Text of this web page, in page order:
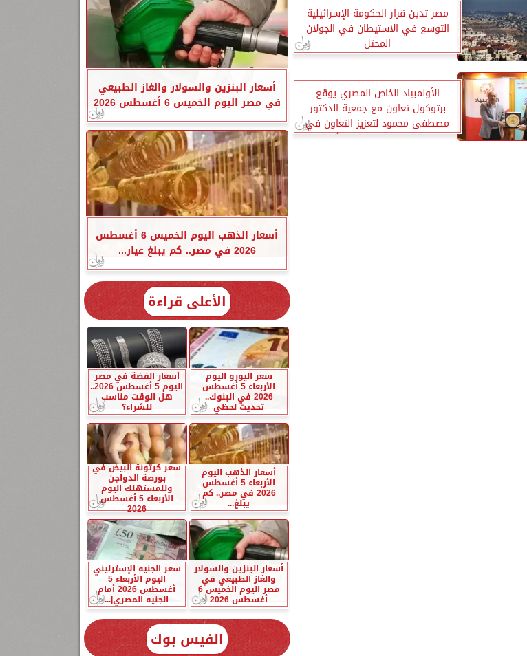
مصر تدين قرار الحكومة الإسرائيلية
التوسع في الاستيطان في الجولان
المحتل
الأولمبياد الخاص المصري يوقع
برتوكول تعاون مع جمعية الدكتور
مصطفى محمود لتعزيز التعاون في
المجالات الصحية للاعبين وأسرهم
أسعار البنزين والسولار والغاز الطبيعي
في مصر اليوم الخميس 6 أغسطس 2026
أسعار الذهب اليوم الخميس 6 أغسطس
2026 في مصر.. كم يبلغ عيار...
الأعلى قراءة
سعر اليورو اليوم
الأربعاء 5 أغسطس
2026 في البنوك..
تحديث لحظي
أسعار الفضة في مصر
اليوم 5 أغسطس 2026..
هل الوقت مناسب
للشراء؟
أسعار الذهب اليوم
الأربعاء 5 أغسطس
2026 في مصر.. كم
يبلغ...
سعر كرتونة البيض في
بورصة الدواجن
وللمستهلك اليوم
الأربعاء 5 أغسطس
2026
أسعار البنزين والسولار
والغاز الطبيعي في
مصر اليوم الخميس 6
أغسطس 2026
سعر الجنيه الإسترليني
اليوم الأربعاء 5
أغسطس 2026 أمام
الجنيه المصري|...
الفيس بوك